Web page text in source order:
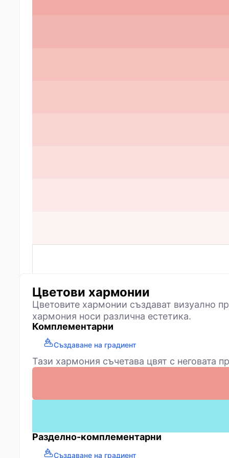
Цветови хармонии
Цветовите хармонии създават визуално
хармония носи различна естетика.
Комплементарни
Създаване на градиент
Тази хармония съчетава цвят с неговата
Разделно-комплементарни
Създаване на градиент